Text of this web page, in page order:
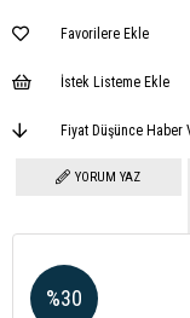
Favorilere Ekle
İstek Listeme Ekle
Fiyat Düşünce Haber
YORUM YAZ
%30